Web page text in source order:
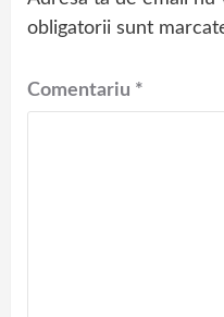
obligatorii sunt
Comentariu *